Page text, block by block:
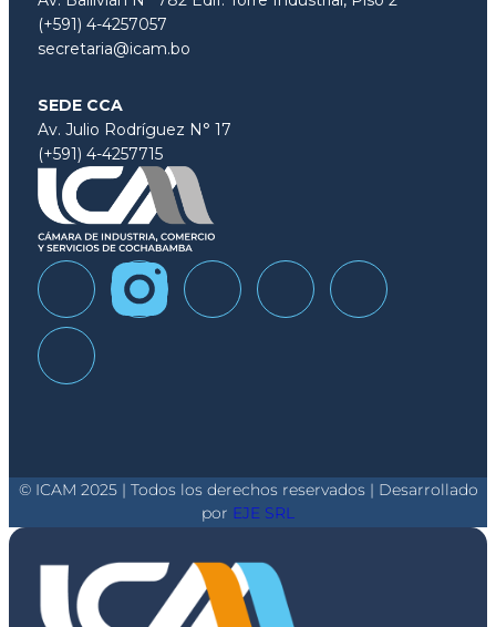
(+591) 4-4257057
secretaria@icam.bo
SEDE CCA
Av. Julio Rodríguez N° 17
(+591) 4-4257715
© ICAM 2025 | Todos los derechos reservados | Desarrollado
por EJE SRL